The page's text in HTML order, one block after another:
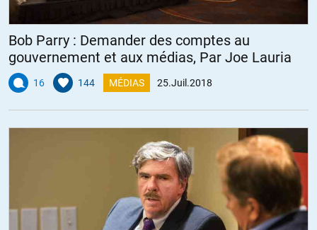
Bob Parry : Demander des comptes au
gouvernement et aux médias, Par Joe Lauria
16 144 MÉDIAS 25.Juil.2018